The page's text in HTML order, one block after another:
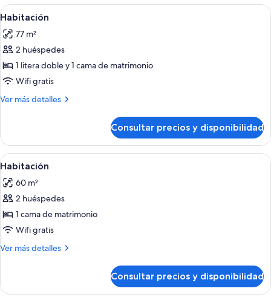
Abrir
todas
las
fotos
de
Habitación
Ropa de cama de alta calidad y
5
Habitación
77 m²
2 huéspedes
1 litera doble y 1 cama de matrimonio
Wifi gratis
Ver más detalles
Más
Consultar precios y disponibilidad
Abrir
todas
las
fotos
de
Habitación
Ropa de cama de alta calidad y
4
Habitación
60 m²
2 huéspedes
1 cama de matrimonio
Wifi gratis
Ver más detalles
Más
Consultar precios y disponibilidad